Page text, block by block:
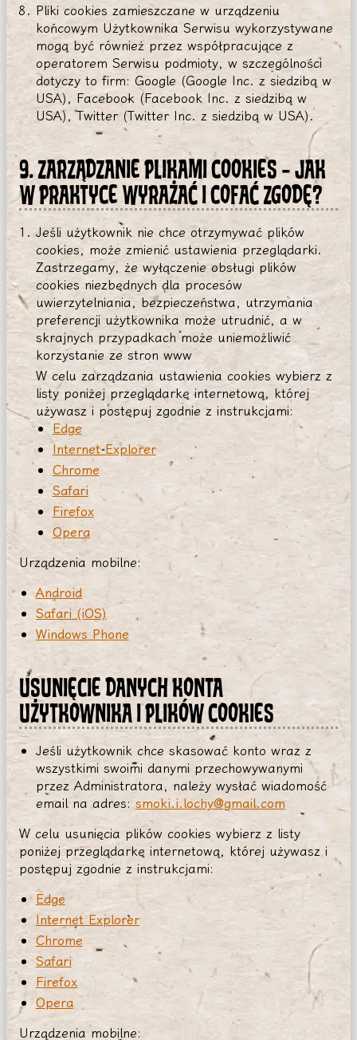
Pliki cookies zamieszczane w urządzeniu
końcowym Użytkownika Serwisu wykorzystywane
mogą być również przez współpracujące z
operatorem Serwisu podmioty, w szczególności
dotyczy to firm: Google (Google Inc. z siedzibą w
USA), Facebook (Facebook Inc. z siedzibą w
USA), Twitter (Twitter Inc. z siedzibą w USA).
9. ZARZĄDZANIE PLIKAMI COOKIES – JAK
W PRAKTYCE WYRAŻAĆ I COFAĆ ZGODĘ?
Jeśli użytkownik nie chce otrzymywać plików
cookies, może zmienić ustawienia przeglądarki.
Zastrzegamy, że wyłączenie obsługi plików
cookies niezbędnych dla procesów
uwierzytelniania, bezpieczeństwa, utrzymania
preferencji użytkownika może utrudnić, a w
skrajnych przypadkach może uniemożliwić
korzystanie ze stron www
W celu zarządzania ustawienia cookies wybierz z
listy poniżej przeglądarkę internetową, której
używasz i postępuj zgodnie z instrukcjami:
Edge
Internet Explorer
Chrome
Safari
Firefox
Opera
Urządzenia mobilne:
Android
Safari (iOS)
Windows Phone
USUNIĘCIE DANYCH KONTA
UŻYTKOWNIKA I PLIKÓW COOKIES
Jeśli użytkownik chce skasować konto wraz z
wszystkimi swoimi danymi przechowywanymi
przez Administratora, należy wysłać wiadomość
email na adres: smoki.i.lochy@gmail.com
W celu usunięcia plików cookies wybierz z listy
poniżej przeglądarkę internetową, której używasz i
postępuj zgodnie z instrukcjami:
Edge
Internet Explorer
Chrome
Safari
Firefox
Opera
Urządzenia mobilne: